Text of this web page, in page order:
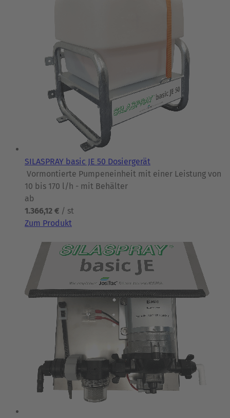
SILASPRAY basic JE 50 Dosiergerät
Vormontierte Pumpeneinheit mit einer Leistung von
10 bis 170 l/h - mit Behälter
ab
1.366,12 € / st
Zum Produkt